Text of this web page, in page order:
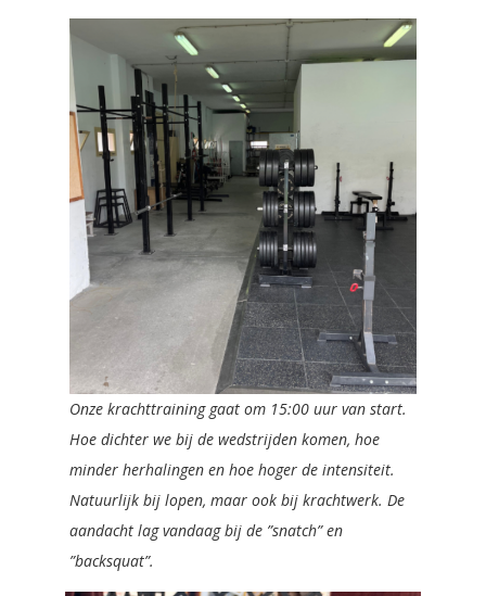
Onze krachttraining gaat om 15:00 uur van start.
Hoe dichter we bij de wedstrijden komen, hoe
minder herhalingen en hoe hoger de intensiteit.
Natuurlijk bij lopen, maar ook bij krachtwerk. De
aandacht lag vandaag bij de ”snatch” en
”backsquat”.